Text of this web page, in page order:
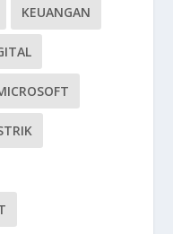
KEUANGAN